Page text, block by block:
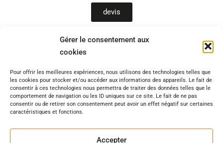
Gérer le consentement aux
cookies
Pour offrir les meilleures expériences, nous utilisons des technologies telles que
les cookies pour stocker et/ou accéder aux informations des appareils. Le fait de
consentir à ces technologies nous permettra de traiter des données telles que le
comportement de navigation ou les ID uniques sur ce site. Le fait de ne pas
consentir ou de retirer son consentement peut avoir un effet négatif sur certaines
caractéristiques et fonctions.
Accepter
devis
T-Sols, un allié de choix pour le bien-être chez vous !
Vous souhaitez être accompagné(e) par des professionnels qualifiés
pour un chantier en toute sérénité ? Quel que soit l’avancement de
votre réflexion, disposez d’un accompagnement de qualité pour votre
projet d’isolation, de plancher chauffant, de chape, de pompe à
votre projet. Déjà plus de 1000 de réalisations effectuées en Ile de